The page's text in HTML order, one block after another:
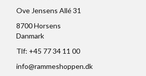
Ove Jensens Allé 31
8700 Horsens
Danmark
Tlf: +45 77 34 11 00
info@rammeshoppen.dk